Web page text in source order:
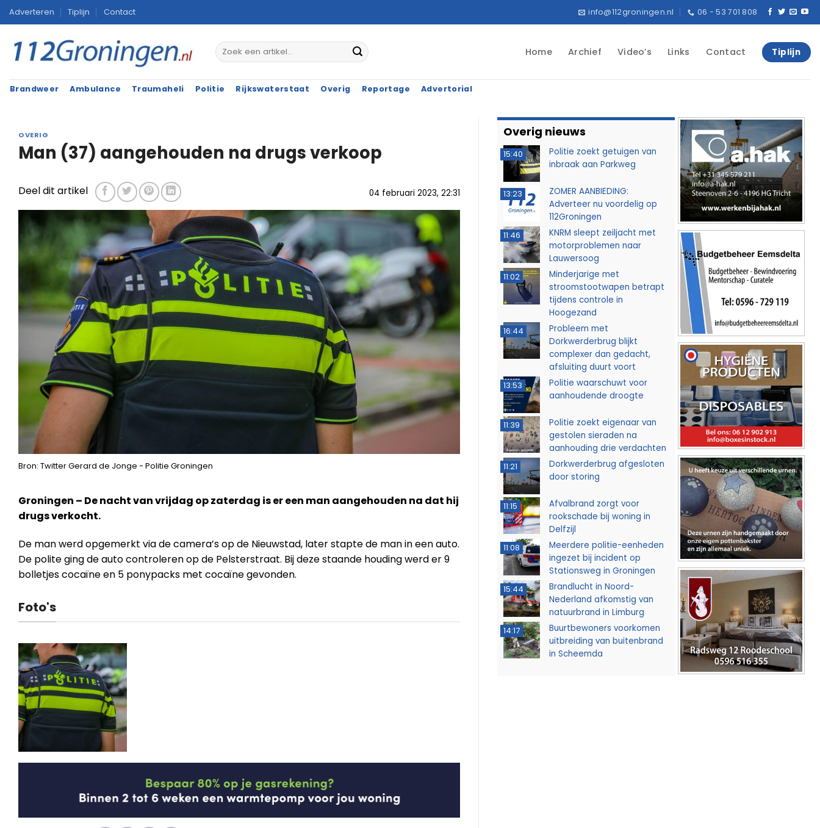
Ga
naar
inhoud
Adverteren Tiplijn Contact info@112groningen.nl 06 - 53 701 808
Home Archief Video’s Links Contact Tiplijn
Brandweer Ambulance Traumaheli Politie Rijkswaterstaat Overig Reportage Advertorial
OVERIG
Man (37) aangehouden na drugs verkoop
04 februari 2023, 22:31
Deel dit artikel
Bron: Twitter Gerard de Jonge - Politie Groningen
Groningen – De nacht van vrijdag op zaterdag is er een man aangehouden na dat hij
drugs verkocht.
De man werd opgemerkt via de camera’s op de Nieuwstad, later stapte de man in een auto.
De polite ging de auto controleren op de Pelsterstraat. Bij deze staande houding werd er 9
bolletjes cocaïne en 5 ponypacks met cocaïne gevonden.
Foto's
Overig nieuws
15:40
Politie zoekt getuigen van
inbraak aan Parkweg
13:23
ZOMER AANBIEDING:
Adverteer nu voordelig op
112Groningen
11:46
KNRM sleept zeiljacht met
motorproblemen naar
Lauwersoog
11:02
Minderjarige met
stroomstootwapen betrapt
tijdens controle in
Hoogezand
16:44
Probleem met
Dorkwerderbrug blijkt
complexer dan gedacht,
afsluiting duurt voort
13:53
Politie waarschuwt voor
aanhoudende droogte
11:39
Politie zoekt eigenaar van
gestolen sieraden na
aanhouding drie verdachten
11:21
Dorkwerderbrug afgesloten
door storing
11:15
Afvalbrand zorgt voor
rookschade bij woning in
Delfzijl
11:08
Meerdere politie-eenheden
ingezet bij incident op
Stationsweg in Groningen
15:44
Brandlucht in Noord-
Nederland afkomstig van
natuurbrand in Limburg
14:17
Buurtbewoners voorkomen
uitbreiding van buitenbrand
in Scheemda